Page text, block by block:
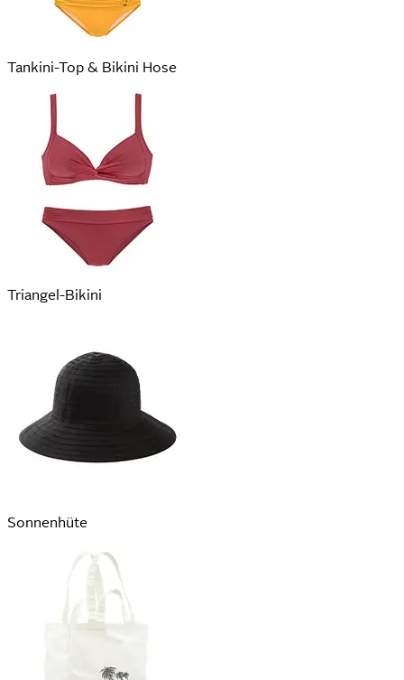
Tankini-Top & Bikini Hose
Triangel-Bikini
Sonnenhüte